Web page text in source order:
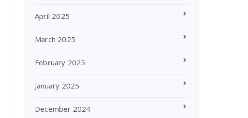
April 2025
March 2025
February 2025
January 2025
December 2024